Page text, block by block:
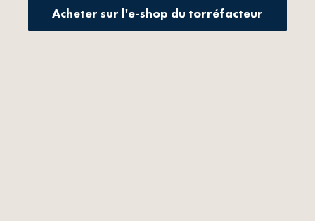
Acheter sur l'e-shop du torréfacteur